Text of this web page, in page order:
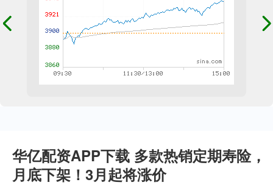
华亿配资APP下载 多款热销定期寿险，
月底下架！3月起将涨价